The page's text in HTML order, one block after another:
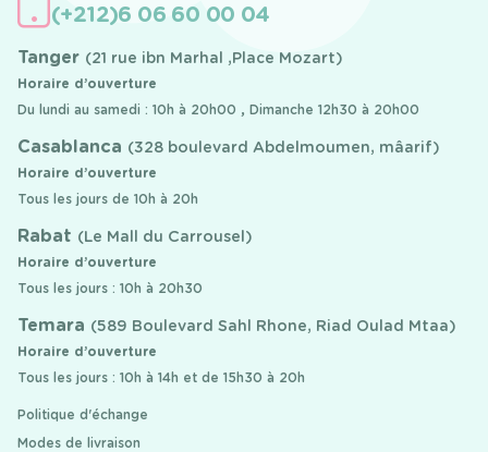
(+212)6 06 60 00 04
Tanger (21 rue ibn Marhal ,Place Mozart)
Horaire d’ouverture
Du lundi au samedi : 10h à 20h00 , Dimanche 12h30 à 20h00
Casablanca (328 boulevard Abdelmoumen, mâarif)
Horaire d’ouverture
Tous les jours de 10h à 20h
Rabat (Le Mall du Carrousel)
Horaire d’ouverture
Tous les jours : 10h à 20h30
Temara (589 Boulevard Sahl Rhone, Riad Oulad Mtaa)
Horaire d’ouverture
Tous les jours : 10h à 14h et de 15h30 à 20h
Politique d'échange
Modes de livraison